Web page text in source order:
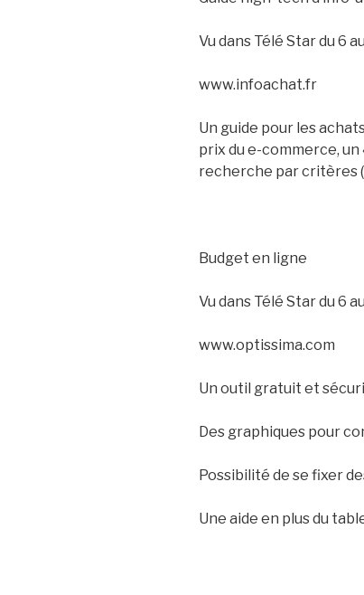
Vu dans Télé Star du 6
www.infoachat.fr
Un guide pour les
prix du e-commerce,
recherche par critères
Budget en ligne
Vu dans Télé Star du 6
www.optissima.com
Un outil gratuit et
Des graphiques pour
Possibilité de se fixer
Une aide en plus du